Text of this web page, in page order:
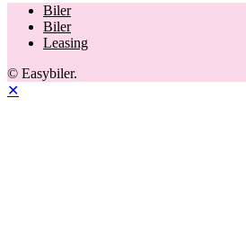
Biler
Biler
Leasing
© Easybiler.
✕